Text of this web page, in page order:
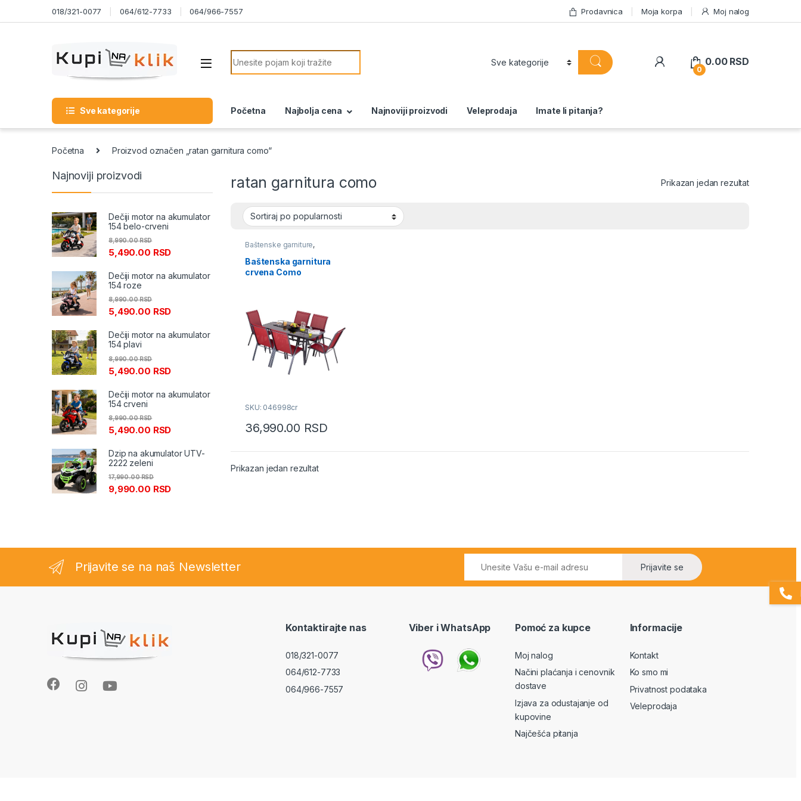
Skip to navigation018/321-0077 064/612-7733 064/966-7557 Prodavnica Moja korpa Moj nalog
Search for:
0
0.00 RSD
Sve kategorije Početna Najbolja cena Najnoviji proizvodi Veleprodaja Imate li pitanja?
Početna Proizvod označen „ratan garnitura como“
ratan garnitura como Prikazan jedan rezultat
Baštenske garniture,
Baštenski nameštaj
Baštenska garnitura
crvena Como
SKU: 046998cr
36,990.00 RSD
Prikazan jedan rezultat
Najnoviji proizvodi
Dečiji motor na akumulator
154 belo-crveni
5,490.00 RSD
8,990.00RSD
Dečiji motor na akumulator
154 roze
5,490.00 RSD
8,990.00RSD
Dečiji motor na akumulator
154 plavi
5,490.00 RSD
8,990.00RSD
Dečiji motor na akumulator
154 crveni
5,490.00 RSD
8,990.00RSD
Dzip na akumulator UTV-
2222 zeleni
9,990.00 RSD
17,990.00RSD
Prijavite se na naš Newsletter Prijavite se
Kontaktirajte nas
018/321-0077
064/612-7733
064/966-7557
Viber i WhatsApp Pomoć za kupce
Moj nalog
Načini plaćanja i cenovnik
dostave
Izjava za odustajanje od
kupovine
Najčešća pitanja
Informacije
Kontakt
Ko smo mi
Privatnost podataka
Veleprodaja